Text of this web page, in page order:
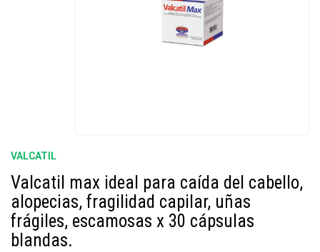
VALCATIL
Valcatil max ideal para caída del cabello,
alopecias, fragilidad capilar, uñas
frágiles, escamosas x 30 cápsulas
blandas.